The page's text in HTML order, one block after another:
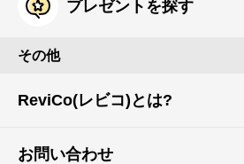
プレゼントを探す
その他
ReviCo(レビコ)とは?
お問い合わせ